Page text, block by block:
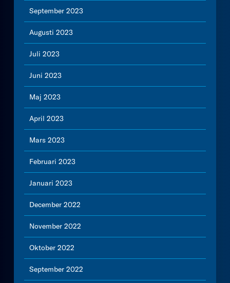
September 2023
Augusti 2023
Juli 2023
Juni 2023
Maj 2023
April 2023
Mars 2023
Februari 2023
Januari 2023
December 2022
November 2022
Oktober 2022
September 2022